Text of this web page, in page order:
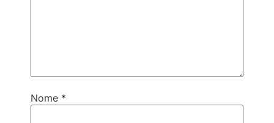
Nome *